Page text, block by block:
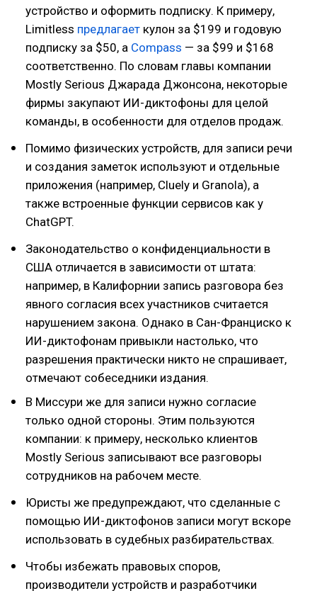
устройство и оформить подписку. К примеру,
Limitless предлагает кулон за $199 и годовую
подписку за $50, а Compass — за $99 и $168
соответственно. По словам главы компании
Mostly Serious Джарада Джонсона, некоторые
фирмы закупают ИИ-диктофоны для целой
команды, в особенности для отделов продаж.
Помимо физических устройств, для записи речи
и создания заметок используют и отдельные
приложения (например, Cluely и Granola), а
также встроенные функции сервисов как у
ChatGPT.
Законодательство о конфиденциальности в
США отличается в зависимости от штата:
например, в Калифорнии запись разговора без
явного согласия всех участников считается
нарушением закона. Однако в Сан-Франциско к
ИИ-диктофонам привыкли настолько, что
разрешения практически никто не спрашивает,
отмечают собеседники издания.
В Миссури же для записи нужно согласие
только одной стороны. Этим пользуются
компании: к примеру, несколько клиентов
Mostly Serious записывают все разговоры
сотрудников на рабочем месте.
Юристы же предупреждают, что сделанные с
помощью ИИ-диктофонов записи могут вскоре
использовать в судебных разбирательствах.
Чтобы избежать правовых споров,
производители устройств и разработчики